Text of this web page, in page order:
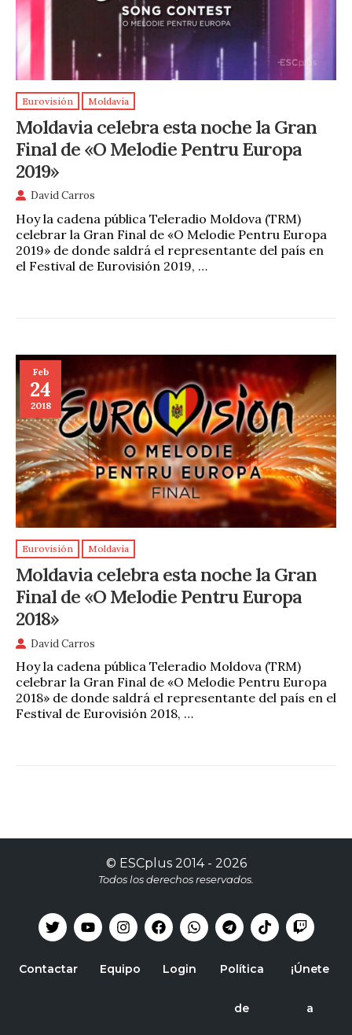
Eurovisión Moldavia
Moldavia celebra esta noche la Gran
Final de «O Melodie Pentru Europa
2019»
David Carros
Hoy la cadena pública Teleradio Moldova (TRM)
celebrar la Gran Final de «O Melodie Pentru Europa
2019» de donde saldrá el representante del país en
el Festival de Eurovisión 2019, …
Feb
24
2018
Eurovisión Moldavia
Moldavia celebra esta noche la Gran
Final de «O Melodie Pentru Europa
2018»
David Carros
Hoy la cadena pública Teleradio Moldova (TRM)
celebrar la Gran Final de «O Melodie Pentru Europa
2018» de donde saldrá el representante del país en el
Festival de Eurovisión 2018, …
© ESCplus2014 - 2026
Todos los derechos reservados.
Contactar Equipo Login Política
de
¡Únete
a